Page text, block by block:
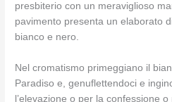
presbiterio con un meraviglioso
pavimento presenta un elaborato
bianco e nero.
Nel cromatismo primeggiano il
Paradiso e, genuflettendoci e
l’elevazione o per la confessione